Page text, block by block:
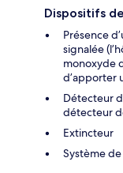
Dispositifs
Présence
signalée
monoxyde
d’apporter
Détecteur
détecteur
Extincteur
Système